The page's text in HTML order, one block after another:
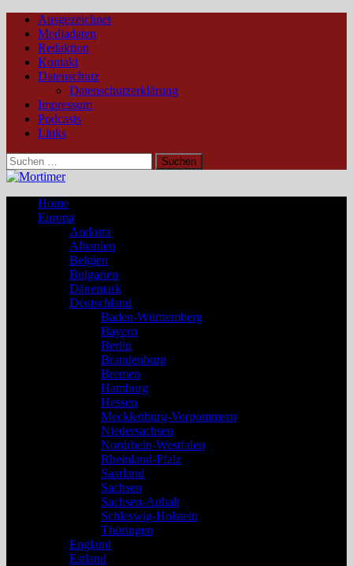
Ausgezeichnet
Mediadaten
Redaktion
Kontakt
Datenschutz
Datenschutzerklärung
Impressum
Podcasts
Links
Suchen
nach:
Home
Europa
Andorra
Albanien
Belgien
Bulgarien
Dänemark
Deutschland
Baden-Württemberg
Bayern
Berlin
Brandenburg
Bremen
Hamburg
Hessen
Mecklenburg-Vorpommern
Niedersachsen
Nordrhein-Westfalen
Rheinland-Pfalz
Saarland
Sachsen
Sachsen-Anhalt
Schleswig-Holstein
Thüringen
England
Estland